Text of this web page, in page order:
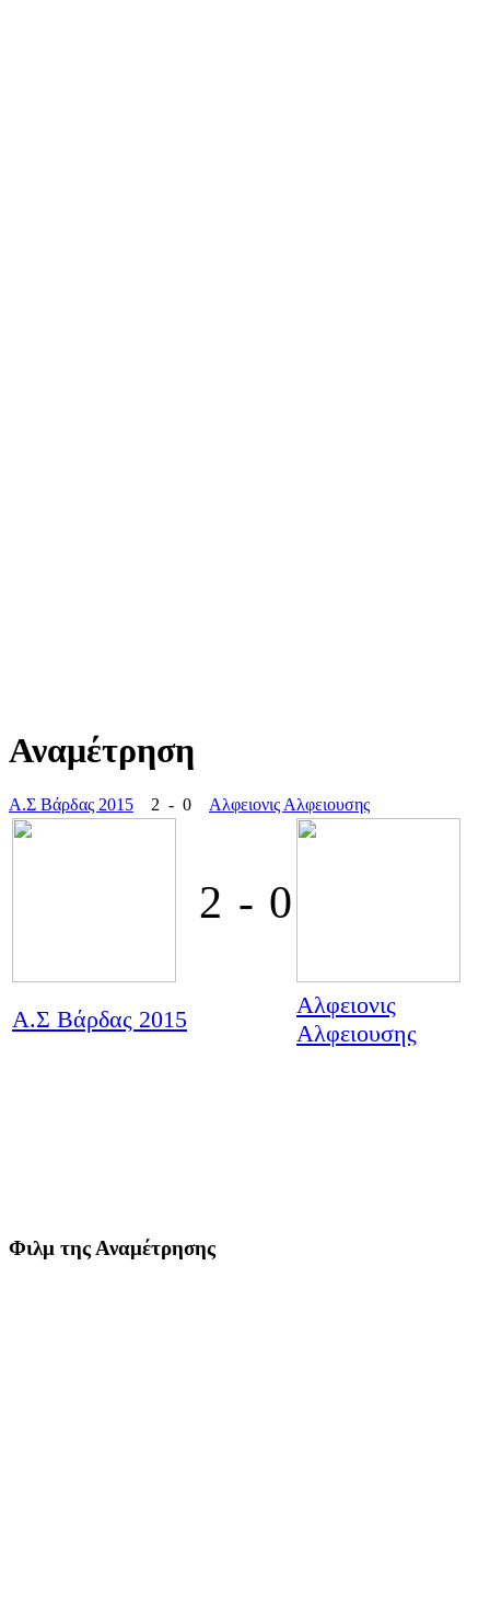
Αναμέτρηση
Α.Σ Βάρδας 2015 2 - 0 Αλφειονις Αλφειουσης
2 - 0
Α.Σ Βάρδας 2015
Αλφειονις
Αλφειουσης
Φιλμ της Αναμέτρησης